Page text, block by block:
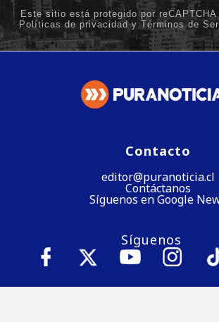
Contacto
editor@puranoticia.cl
Contáctanos
Síguenos en Google
Síguenos